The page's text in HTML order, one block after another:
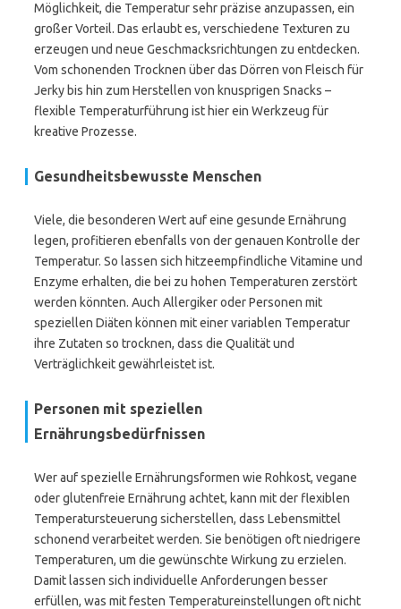
Möglichkeit, die Temperatur sehr präzise anzupassen, ein
großer Vorteil. Das erlaubt es, verschiedene Texturen zu
erzeugen und neue Geschmacksrichtungen zu entdecken.
Vom schonenden Trocknen über das Dörren von Fleisch für
Jerky bis hin zum Herstellen von knusprigen Snacks –
flexible Temperaturführung ist hier ein Werkzeug für
kreative Prozesse.
Gesundheitsbewusste Menschen
Viele, die besonderen Wert auf eine gesunde Ernährung
legen, profitieren ebenfalls von der genauen Kontrolle der
Temperatur. So lassen sich hitzeempfindliche Vitamine und
Enzyme erhalten, die bei zu hohen Temperaturen zerstört
werden könnten. Auch Allergiker oder Personen mit
speziellen Diäten können mit einer variablen Temperatur
ihre Zutaten so trocknen, dass die Qualität und
Verträglichkeit gewährleistet ist.
Personen mit speziellen
Ernährungsbedürfnissen
Wer auf spezielle Ernährungsformen wie Rohkost, vegane
oder glutenfreie Ernährung achtet, kann mit der flexiblen
Temperatursteuerung sicherstellen, dass Lebensmittel
schonend verarbeitet werden. Sie benötigen oft niedrigere
Temperaturen, um die gewünschte Wirkung zu erzielen.
Damit lassen sich individuelle Anforderungen besser
erfüllen, was mit festen Temperatureinstellungen oft nicht